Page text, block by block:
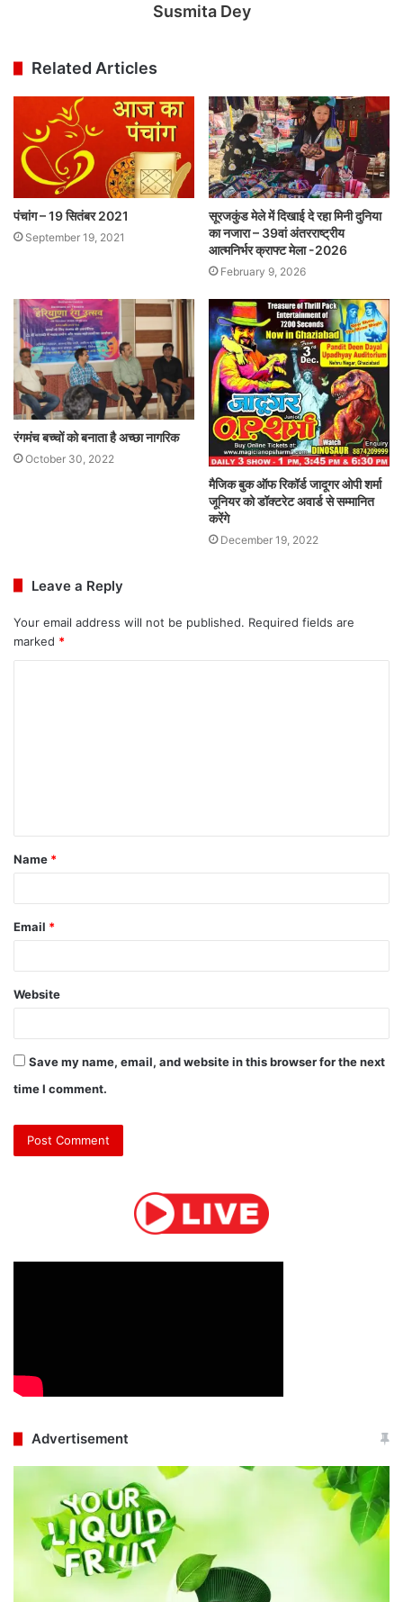
Susmita Dey
Related Articles
पंचांग – 19 सितंबर 2021
September 19, 2021
सूरजकुंड मेले में दिखाई दे रहा मिनी दुनिया
का नजारा – 39वां अंतरराष्ट्रीय
आत्मनिर्भर क्राफ्ट मेला -2026
February 9, 2026
रंगमंच बच्चों को बनाता है अच्छा नागरिक
October 30, 2022
मैजिक बुक ऑफ रिकॉर्ड जादूगर ओपी शर्मा
जूनियर को डॉक्टरेट अवार्ड से सम्मानित
करेंगे
December 19, 2022
Leave a Reply
Your email address will not be published. Required fields are
marked *
t
*
Name *
Email *
Website
Save my name, email, and website in this browser for the next
time I comment.
Advertisement